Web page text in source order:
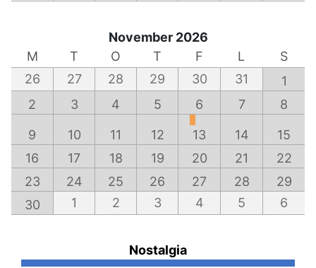
November 2026
M
T O T F L
S
26
27 28 29 30 31
1
2
3 4 5 6 7 8
9 10 11 12 13 14
15
16
17 18 19 20 21
22
23
24 25 26 27 28
29
30
1 2 3 4 5 6
Nostalgia